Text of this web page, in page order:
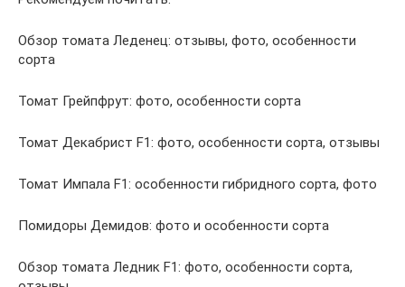
Обзор томата Леденец: отзывы, фото, особенности
сорта
Томат Грейпфрут: фото, особенности сорта
Томат Декабрист F1: фото, особенности сорта, отзывы
Томат Импала F1: особенности гибридного сорта, фото
Помидоры Демидов: фото и особенности сорта
Обзор томата Ледник F1: фото, особенности сорта,